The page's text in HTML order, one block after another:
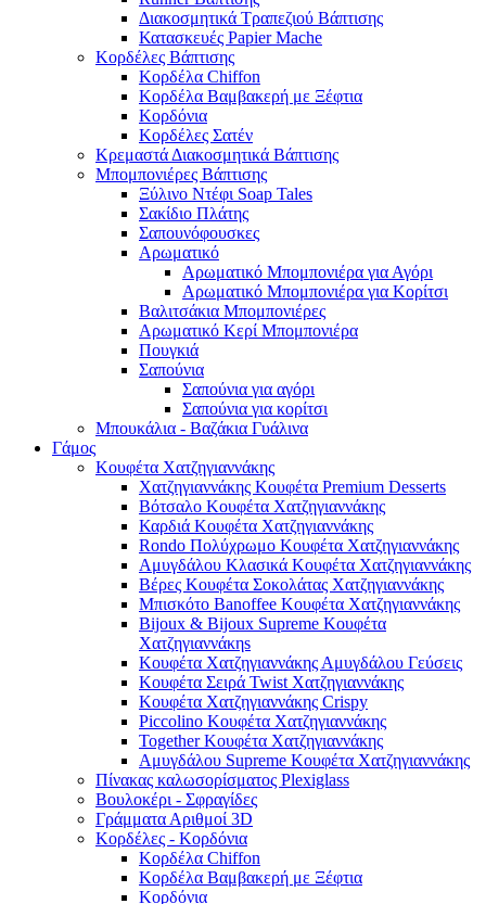
Διακοσμητικά Τραπεζιού Βάπτισης
Κατασκευές Papier Mache
Κορδέλες Βάπτισης
Κορδέλα Chiffon
Κορδέλα Βαμβακερή με Ξέφτια
Κορδόνια
Κορδέλες Σατέν
Κρεμαστά Διακοσμητικά Βάπτισης
Μπομπονιέρες Βάπτισης
Ξύλινο Ντέφι Soap Tales
Σακίδιο Πλάτης
Σαπουνόφουσκες
Αρωματικό
Αρωματικό Μπομπονιέρα για Αγόρι
Αρωματικό Μπομπονιέρα για Κορίτσι
Βαλιτσάκια Μπομπονιέρες
Αρωματικό Κερί Μπομπονιέρα
Πουγκιά
Σαπούνια
Σαπούνια για αγόρι
Σαπούνια για κορίτσι
Μπουκάλια - Βαζάκια Γυάλινα
Γάμος
Κουφέτα Χατζηγιαννάκης
Χατζηγιαννάκης Κουφέτα Premium Desserts
Βότσαλο Κουφέτα Χατζηγιαννάκης
Καρδιά Κουφέτα Χατζηγιαννάκης
Rondo Πολύχρωμο Κουφέτα Χατζηγιαννάκης
Αμυγδάλου Κλασικά Κουφέτα Χατζηγιαννάκης
Βέρες Κουφέτα Σοκολάτας Χατζηγιαννάκης
Μπισκότο Banoffee Κουφέτα Χατζηγιαννάκης
Bijoux & Bijoux Supreme Κουφέτα
Χατζηγιαννάκηs
Κουφέτα Χατζηγιαννάκης Αμυγδάλου Γεύσεις
Κουφέτα Σειρά Twist Χατζηγιαννάκης
Κουφέτα Χατζηγιαννάκης Crispy
Piccolino Κουφέτα Χατζηγιαννάκης
Together Κουφέτα Χατζηγιαννάκης
Αμυγδάλου Supreme Κουφέτα Χατζηγιαννάκης
Πίνακας καλωσορίσματος Plexiglass
Βουλοκέρι - Σφραγίδες
Γράμματα Αριθμοί 3D
Κορδέλες - Κορδόνια
Κορδέλα Chiffon
Κορδέλα Βαμβακερή με Ξέφτια
Κορδόνια